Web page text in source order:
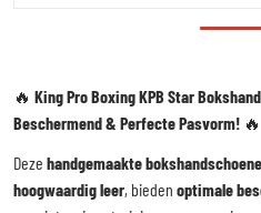
🔥 King Pro Boxing KPB Star
Beschermend & Perfecte Pasvorm! 🔥
Deze handgemaakte
hoogwaardig leer, bieden optimale